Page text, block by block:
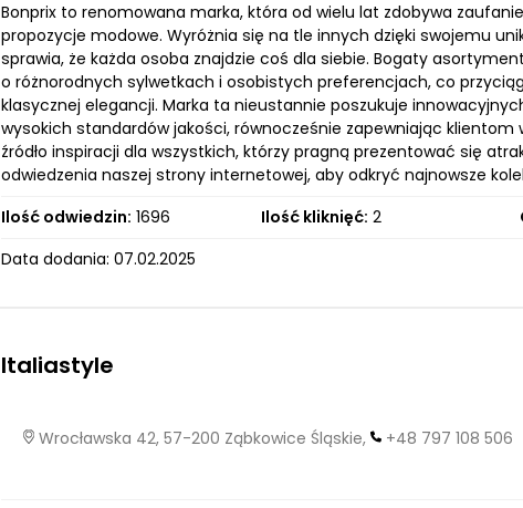
Bonprix to renomowana marka, która od wielu lat zdobywa
propozycje modowe. Wyróżnia się na tle innych dzięki swojemu
sprawia, że każda osoba znajdzie coś dla siebie. Bogaty
o różnorodnych sylwetkach i osobistych preferencjach, co
klasycznej elegancji. Marka ta nieustannie poszukuje
wysokich standardów jakości, równocześnie zapewniając klientom
źródło inspiracji dla wszystkich, którzy pragną prezentować się
odwiedzenia naszej strony internetowej, aby odkryć najnowsze
Ilość odwiedzin: 1696 Ilość kliknięć: 2
Data dodania: 07.02.2025
Italiastyle
Wrocławska 42, 57-200 Ząbkowice Śląskie, +48 797 108 506